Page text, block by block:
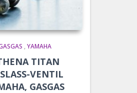
, YAMAHA
TITAN
VENTIL
GASGAS